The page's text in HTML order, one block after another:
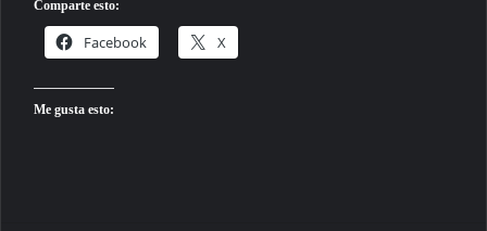
Comparte esto:
Facebook X
Me gusta esto: